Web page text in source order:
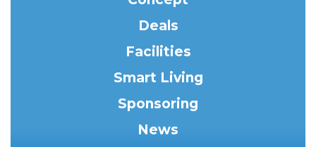
Deals
Facilities
Smart Living
Sponsoring
News